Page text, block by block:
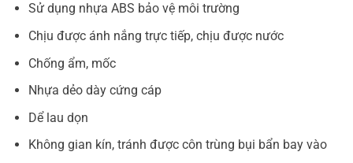
Sử dụng nhựa ABS bảo vệ môi trường
Chịu được ánh nắng trực tiếp, chịu được nước
Chống ẩm, mốc
Nhựa dẻo dày cứng cáp
Dể lau dọn
Không gian kín, tránh được côn trùng bụi bẩn bay vào